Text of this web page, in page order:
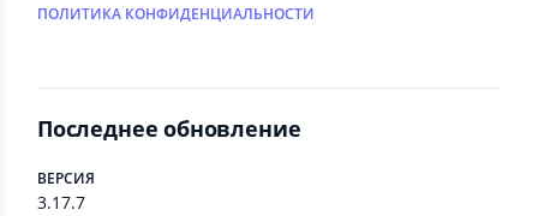
ПОЛИТИКА КОНФИДЕНЦИАЛЬНОСТИ
Последнее обновление
ВЕРСИЯ
3.17.7